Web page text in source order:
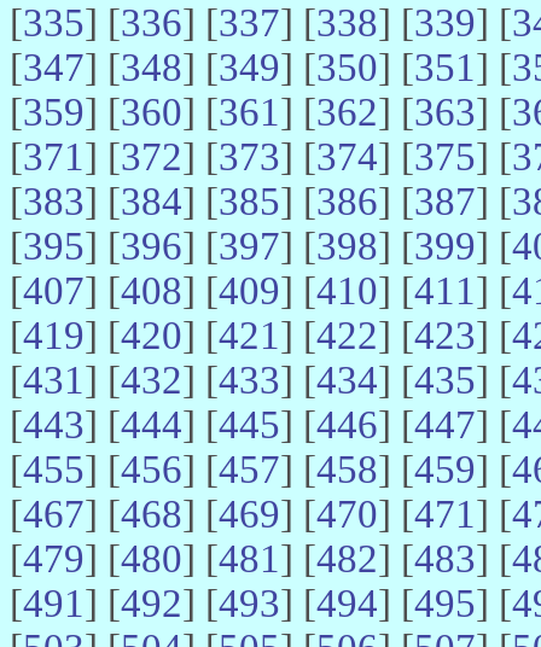
[335] [336] [337] [338] [339] [
[347] [348] [349] [350] [351] [
[359] [360] [361] [362] [363] [
[371] [372] [373] [374] [375] [
[383] [384] [385] [386] [387] [
[395] [396] [397] [398] [399] [
[407] [408] [409] [410] [411] [
[419] [420] [421] [422] [423] [
[431] [432] [433] [434] [435] [
[443] [444] [445] [446] [447] [
[455] [456] [457] [458] [459] [
[467] [468] [469] [470] [471] [
[479] [480] [481] [482] [483] [
[491] [492] [493] [494] [495] [